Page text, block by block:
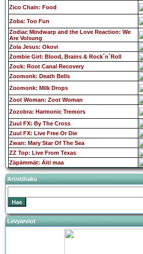
Zico Chain: Food
Zoba: Too Fun
Zodiac Mindwarp and the Love Reaction: We
Are Volsung
Zola Jesus: Okovi
Zombie Girl: Blood, Brains & Rock´n´Roll
Zook: Root Canal Recovery
Zoomonk: Death Bells
Zoomonk: Milk Drops
Zoot Woman: Zoot Woman
Zozobra: Harmonic Tremors
Zuul FX: By The Cross
Zuul FX: Live Free Or Die
Zwan: Mary Star Of The Sea
ZZ Top: Live From Texas
Zäpämmät: Äiti maa
Artistihaku
Levyarviot